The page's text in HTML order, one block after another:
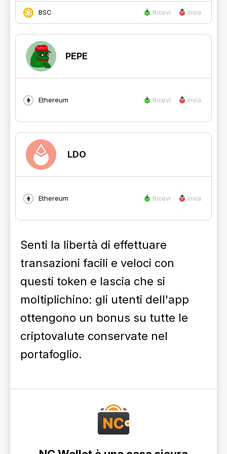
BSC Ricevi Invia
PEPE
Ethereum Ricevi Invia
LDO
Ethereum Ricevi Invia
Senti la libertà di effettuare
transazioni facili e veloci con
questi token e lascia che si
moltiplichino: gli utenti dell'app
ottengono un bonus su tutte le
criptovalute conservate nel
portafoglio.